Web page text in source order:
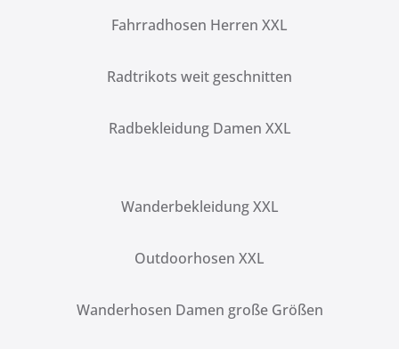
Fahrradhosen Herren XXL
Radtrikots weit geschnitten
Radbekleidung Damen XXL
Wanderbekleidung XXL
Outdoorhosen XXL
Wanderhosen Damen große Größen